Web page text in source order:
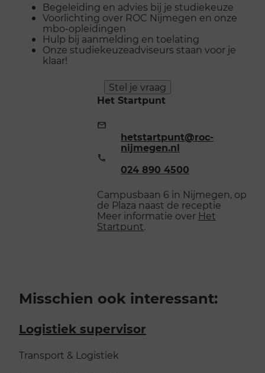
Begeleiding en advies bij je studiekeuze
Voorlichting over ROC Nijmegen en onze
mbo-opleidingen
Hulp bij aanmelding en toelating
Onze studiekeuzeadviseurs staan voor je
klaar!
Stel je vraag
Het Startpunt
mailadres:
hetstartpunt@roc-
nijmegen.nl
024 890 4500
Campusbaan 6 in Nijmegen, op
de Plaza naast de receptie
Meer informatie over Het
Startpunt.
Misschien ook interessant:
Logistiek supervisor
Transport & Logistiek